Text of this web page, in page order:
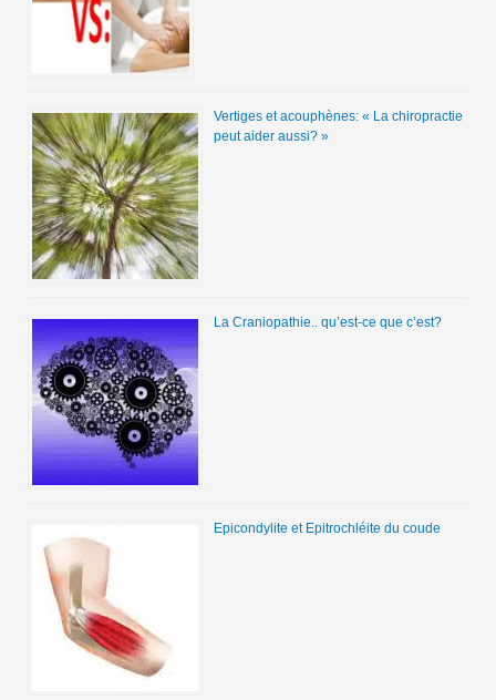
Vertiges et acouphènes: « La chiropractie
peut aider aussi? »
La Craniopathie.. qu’est-ce que c’est?
Epicondylite et Epitrochléite du coude